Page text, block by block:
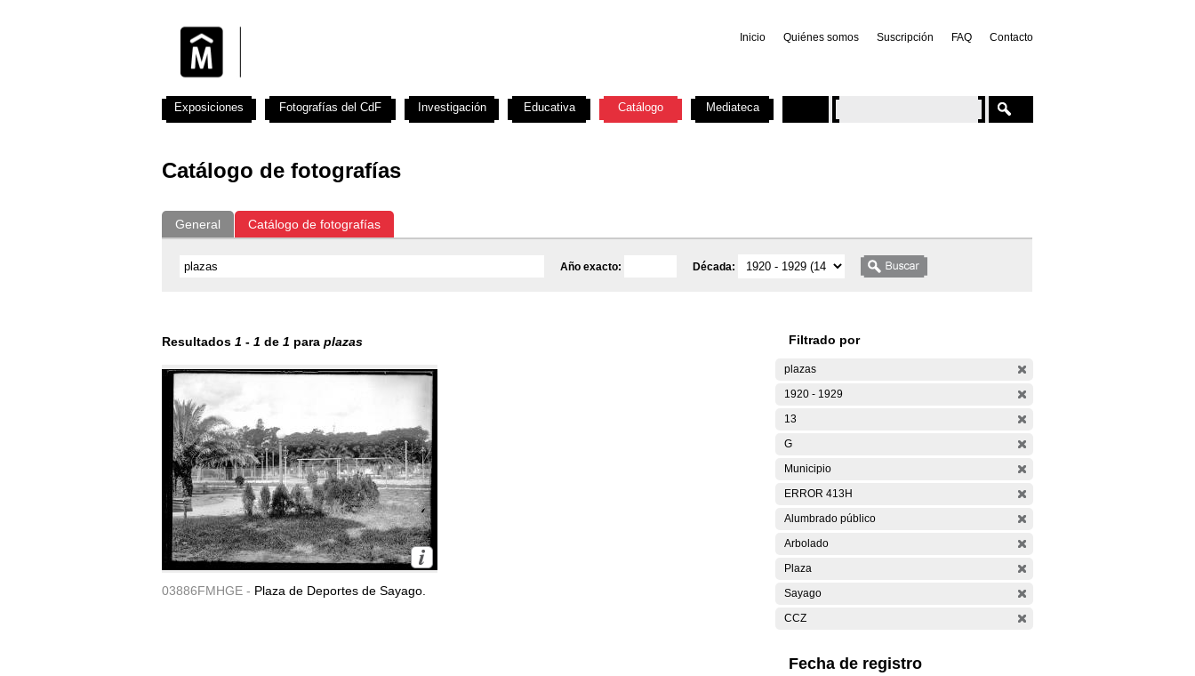
Inicio Quiénes somos Suscripción FAQ Contacto
Catálogo de fotografías
General Catálogo de fotografías
Año exacto: Década:
Resultados 1 - 1 de 1 para plazas
03886FMHGE - Plaza de Deportes de Sayago.
Filtrado por
plazas
1920 - 1929
13
G
Municipio
ERROR 413H
Alumbrado público
Arbolado
Plaza
Sayago
CCZ
Fecha de registro
Exposiciones Fotografías del CdF Investigación Educativa Catálogo Mediateca